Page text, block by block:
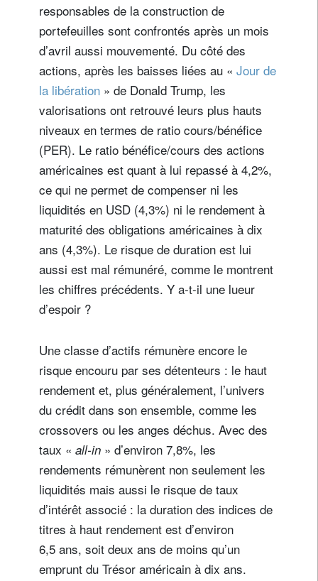
responsables de la construction de
portefeuilles sont confrontés après un mois
d’avril aussi mouvementé. Du côté des
actions, après les baisses liées au « Jour de
la libération » de Donald Trump, les
valorisations ont retrouvé leurs plus hauts
niveaux en termes de ratio cours/bénéfice
(PER). Le ratio bénéfice/cours des actions
américaines est quant à lui repassé à 4,2%,
ce qui ne permet de compenser ni les
liquidités en USD (4,3%) ni le rendement à
maturité des obligations américaines à dix
ans (4,3%). Le risque de duration est lui
aussi est mal rémunéré, comme le montrent
les chiffres précédents. Y a-t-il une lueur
d’espoir ?
Une classe d’actifs rémunère encore le
risque encouru par ses détenteurs : le haut
rendement et, plus généralement, l’univers
du crédit dans son ensemble, comme les
crossovers ou les anges déchus. Avec des
taux « all-in » d’environ 7,8%, les
rendements rémunèrent non seulement les
liquidités mais aussi le risque de taux
d’intérêt associé : la duration des indices de
titres à haut rendement est d’environ
6,5 ans, soit deux ans de moins qu’un
emprunt du Trésor américain à dix ans.